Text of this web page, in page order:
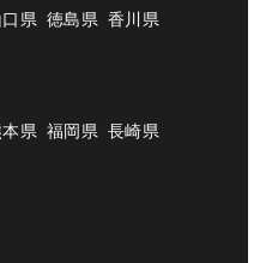
県 徳島県 香川県
県 福岡県 長崎県